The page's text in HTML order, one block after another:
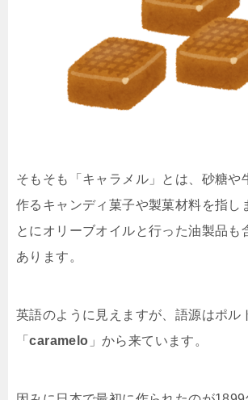
そもそも「キャラメル」とは、砂糖や
作るキャンディ菓子や製菓材料を指し
とにオリーブオイルと行った油製品も
あります。
英語のように見えますが、語源はポル
「caramelo 」から来ています。